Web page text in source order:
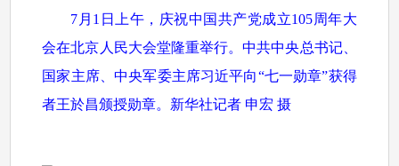
7月1日上午，庆祝中国共产党成立105周年大
会在北京人民大会堂隆重举行。中共中央总书记、
国家主席、中央军委主席习近平向“七一勋章”获得
者王於昌颁授勋章。新华社记者 申宏 摄